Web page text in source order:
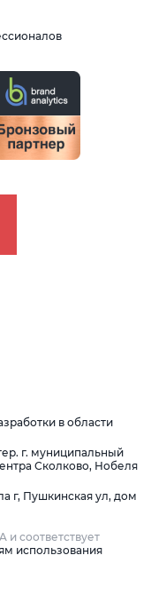
в области
г. муниципальный
Сколково, Нобеля
г, Пушкинская ул, дом
соответствует
использования